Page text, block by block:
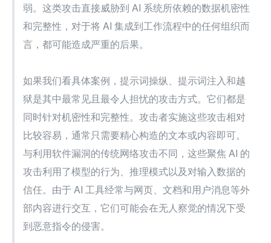
弱。这类攻击直接威胁到 AI 系统所依赖的数据机密性
和完整性，对于将 AI 集成到工作流程中的任何组织而
言，都可能造成严重的后果。
如果我们看具体案例，提示词操纵、提示词注入和越
狱是其中最常见且最令人担忧的攻击方式。它们都是
同时针对机密性和完整性。攻击者实施这些攻击相对
比较容易，通常只需要精心构造的文本或内容即可。
与利用软件漏洞的传统网络攻击不同，这些聚焦 AI 的
攻击利用了模型的行为、推理模式以及对输入数据的
信任。由于 AI 工具经常与网页、文档和用户消息等外
部内容进行交互，它们可能会在无人察觉的情况下受
到恶意指令的侵害。